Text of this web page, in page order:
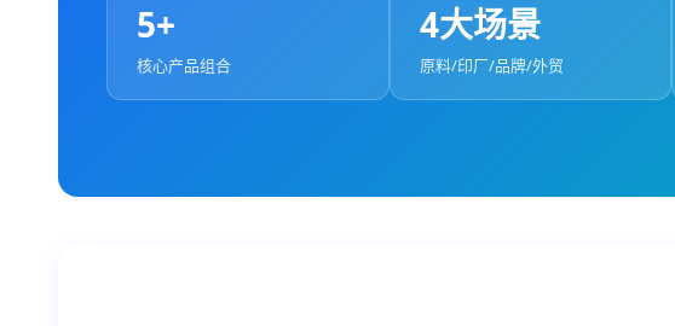
5+
核心产品组合
4大场景
原料/印厂/品牌/外贸